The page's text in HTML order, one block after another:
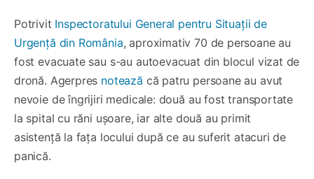
Potrivit Inspectoratului General pentru Situații de
Urgență din România, aproximativ 70 de persoane au
fost evacuate sau s-au autoevacuat din blocul vizat de
dronă. Agerpres notează că patru persoane au avut
nevoie de îngrijiri medicale: două au fost transportate
la spital cu răni ușoare, iar alte două au primit
asistență la fața locului după ce au suferit atacuri de
panică.